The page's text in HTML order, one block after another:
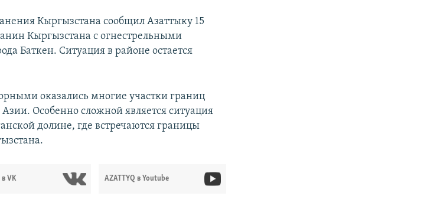
Кыргызстана сообщил Азаттыку 15
Кыргызстана с огнестрельными
Баткен. Ситуация в районе остается
оказались многие участки границ
Особенно сложной является ситуация
долине, где встречаются границы
в VK AZATTYQ в Youtube